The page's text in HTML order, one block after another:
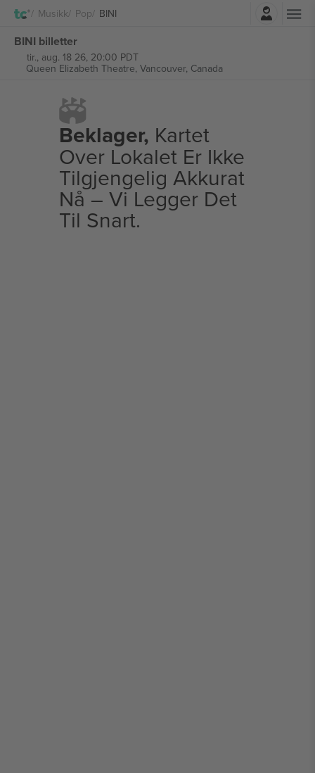
Musikk Pop BINI
BINI billetter
tir., aug. 18 26, 20:00 PDT
Queen Elizabeth Theatre, Vancouver, Canada
Beklager, Kartet
Over Lokalet Er Ikke
Tilgjengelig Akkurat
Nå – Vi Legger Det
Til Snart.